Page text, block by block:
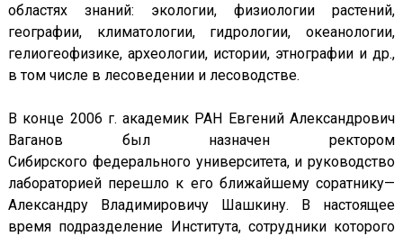
областях знаний: экологии, физиологии растений,
географии, климатологии, гидрологии, океанологии,
гелиогеофизике, археологии, истории, этнографии и др.,
в том числе в лесоведении и лесоводстве.
В конце 2006 г. академик РАН Евгений Александрович
Ваганов был назначен ректором
Сибирского федерального университета, и руководство
лабораторией перешло к его ближайшему соратнику—
Александру Владимировичу Шашкину. В настоящее
время подразделение Института, сотрудники которого